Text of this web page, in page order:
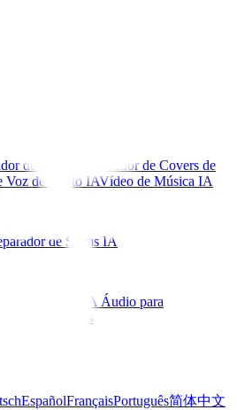
de Letras IA
Gerador de Covers de
Voz de Canto IAVídeo de Música IA
de Stems IA
IA Áudio para
Mais ferramentas
EspañolFrançaisPortuguês简体中文